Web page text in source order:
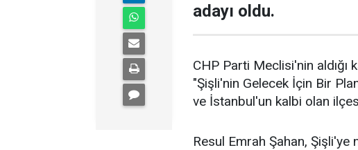
adayı oldu.
CHP Parti Meclisi'nin aldığı
"Şişli'nin Gelecek İçin Bir
ve İstanbul'un kalbi olan
Resul Emrah Şahan, Şişli'ye